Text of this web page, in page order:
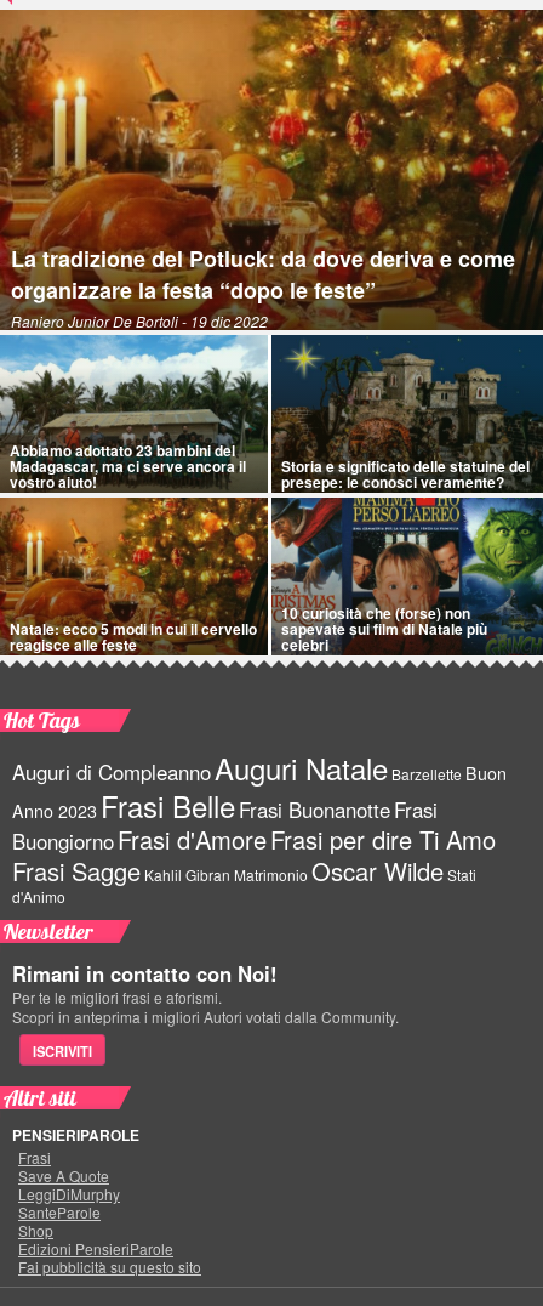
La tradizione del Potluck: da dove deriva e come
organizzare la festa “dopo le feste”
Raniero Junior De Bortoli- 19 dic 2022
Abbiamo adottato 23 bambini del
Madagascar, ma ci serve ancora il
vostro aiuto!
Storia e significato delle statuine del
presepe: le conosci veramente?
Natale: ecco 5 modi in cui il cervello
reagisce alle feste
10 curiosità che (forse) non
sapevate sui film di Natale più
celebri
Hot Tags
Auguri di CompleannoAuguri Natale Barzellette Buon
Anno 2023 Frasi BelleFrasi BuonanotteFrasi
BuongiornoFrasi d'AmoreFrasi per dire Ti Amo
Frasi Sagge Kahlil Gibran Matrimonio Oscar WildeStati
d'Animo
Newsletter
Rimani in contatto con Noi!
Per te le migliori frasi e aforismi.
Scopri in anteprima i migliori Autori votati dalla Community.
ISCRIVITI
Altri siti
PENSIERIPAROLE
Frasi
Save A Quote
LeggiDiMurphy
SanteParole
Shop
Edizioni PensieriParole
Fai pubblicità su questo sito